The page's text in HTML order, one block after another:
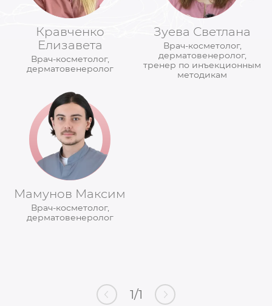
Кравченко
Елизавета
Врач-косметолог,
дерматовенеролог
Зуева Светлана
Врач-косметолог,
дерматовенеролог,
тренер по инъекционным
методикам
Мамунов Максим
Врач-косметолог,
дерматовенеролог
1/1